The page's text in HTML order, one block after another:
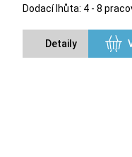
Dodací lhůta: 4 - 8
Detaily